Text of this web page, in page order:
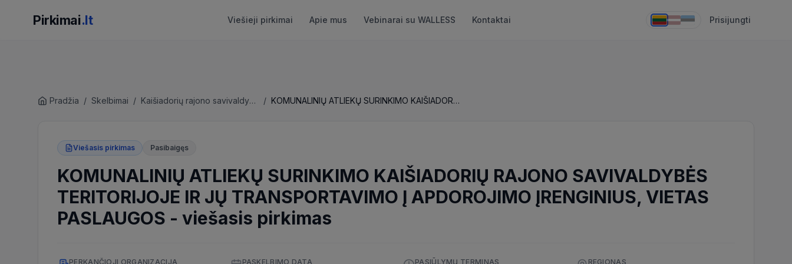
Pirkimai.lt Viešieji pirkimai Apie mus Vebinarai su WALLESS Kontaktai Prisijungti
Pradžia / Skelbimai / Kaišiadorių rajono savivaldybės administracija / KOMUNALINIŲ ATLIEKŲ SURINKIMO KAIŠIADORIŲ RAJONO SAVIVALDYBĖS TERITORIJOJE IR JŲ TRANSPORTAVIMO Į APDOROJIMO ĮRENGINIUS, VIETAS PASLAUGOS
Viešasis pirkimas Pasibaigęs
KOMUNALINIŲ ATLIEKŲ SURINKIMO KAIŠIADORIŲ RAJONO SAVIVALDYBĖS
TERITORIJOJE IR JŲ TRANSPORTAVIMO Į APDOROJIMO ĮRENGINIUS, VIETAS
PASLAUGOS - viešasis pirkimas
PERKANČIOJI ORGANIZACIJA PASKELBIMO DATA PASIŪLYMŲ TERMINAS REGIONAS